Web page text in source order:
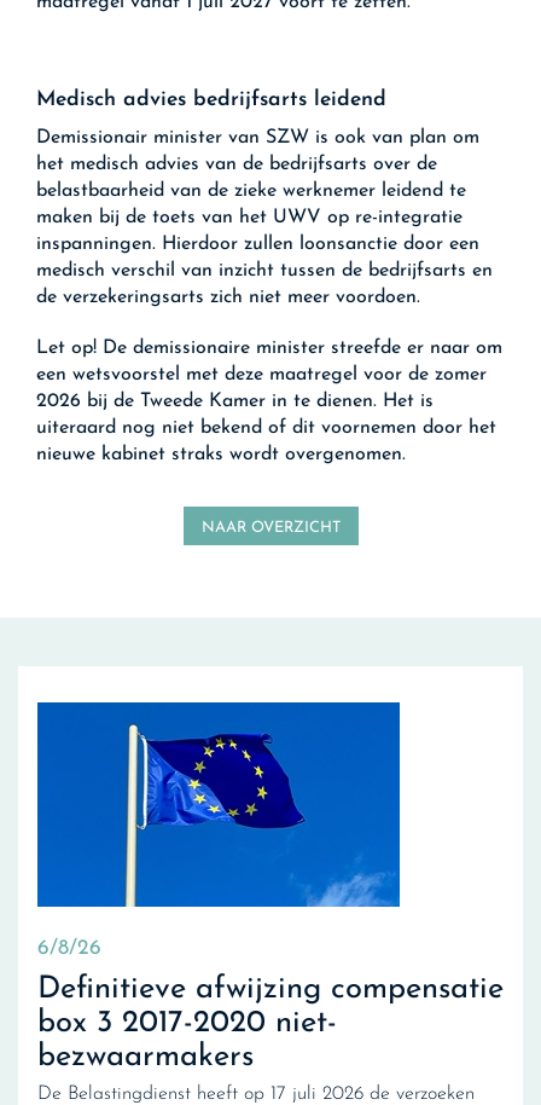
Medisch advies bedrijfsarts leidend
Demissionair minister van SZW is ook van plan om
het medisch advies van de bedrijfsarts over de
belastbaarheid van de zieke werknemer leidend te
maken bij de toets van het UWV op re-integratie
inspanningen. Hierdoor zullen loonsanctie door een
medisch verschil van inzicht tussen de bedrijfsarts en
de verzekeringsarts zich niet meer voordoen.
Let op! De demissionaire minister streefde er naar om
een wetsvoorstel met deze maatregel voor de zomer
2026 bij de Tweede Kamer in te dienen. Het is
uiteraard nog niet bekend of dit voornemen door het
nieuwe kabinet straks wordt overgenomen.
NAAR OVERZICHT
6/8/26
Definitieve afwijzing compensatie
box 3 2017-2020 niet-
bezwaarmakers
De Belastingdienst heeft op 17 juli 2026 de verzoeken